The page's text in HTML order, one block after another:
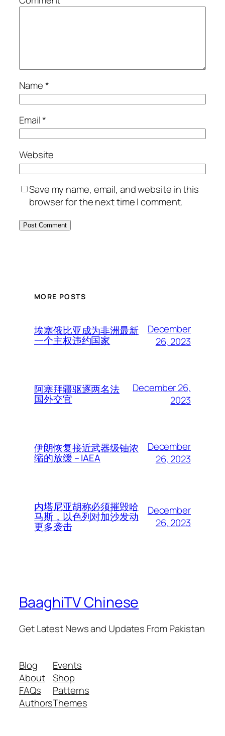
Name*
Email*
Website
Save my name, email, and website in this
browser for the next time I comment.
MORE POSTS
埃塞俄比亚成为非洲最新
一个主权违约国家
December
26, 2023
阿塞拜疆驱逐两名法
国外交官
December 26,
2023
伊朗恢复接近武器级铀浓
缩的放缓 – IAEA
December
26, 2023
内塔尼亚胡称必须摧毁哈
马斯，以色列对加沙发动
更多袭击
December
26, 2023
BaaghiTV Chinese
Get Latest News and Updates From Pakistan
Blog
About
FAQs
Authors
Events
Shop
Patterns
Themes